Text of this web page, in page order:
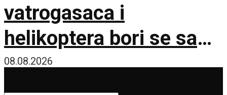
vatrogasaca i
helikoptera bori se sa
vatrenom stihijom!
08.08.2026